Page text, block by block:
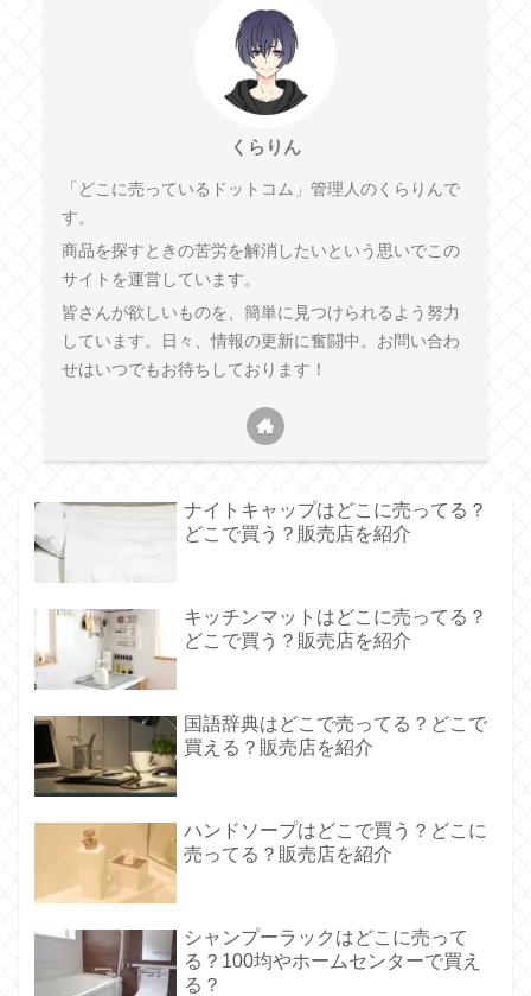
くらりん
「どこに売っているドットコム」管理人のくらりんで
す。
商品を探すときの苦労を解消したいという思いでこの
サイトを運営しています。
皆さんが欲しいものを、簡単に見つけられるよう努力
しています。日々、情報の更新に奮闘中。お問い合わ
せはいつでもお待ちしております！
ナイトキャップはどこに売ってる？
どこで買う？販売店を紹介
キッチンマットはどこに売ってる？
どこで買う？販売店を紹介
国語辞典はどこで売ってる？どこで
買える？販売店を紹介
ハンドソープはどこで買う？どこに
売ってる？販売店を紹介
シャンプーラックはどこに売って
る？100均やホームセンターで買え
る？